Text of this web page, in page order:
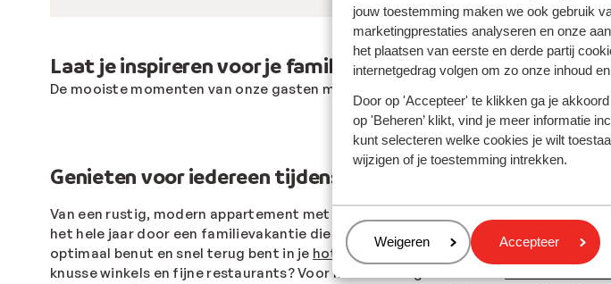
jouw toestemming maken we ook gebruik
marketingprestaties analyseren en onze
het plaatsen van eerste en derde partij
internetgedrag volgen om zo onze inhoud
Door op 'Accepteer' te klikken ga je
op 'Beheren’ klikt, vind je meer informatie
kunt selecteren welke cookies je wilt
wijzigen of je toestemming intrekken.
Beheren
Weigeren Accepteer
Laat je inspireren voor je familievakantie
De mooiste momenten van onze gasten met #sunweb
Genieten voor iedereen tijdens een zonnige familievakantie
Van een rustig, modern appartement met een kinderbadje tot een hotel met
het hele jaar door een familievakantie die precies bij de wensen van jou en je
optimaal benut en snel terug bent in je hotelof appartement? Of overnacht je
knusse winkels en fijne restaurants? Voor het ultieme gemak is een